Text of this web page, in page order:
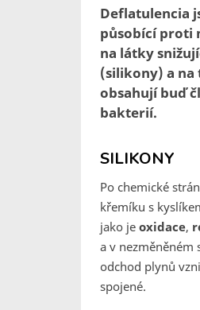
Deflatulencia
působící proti
na látky
(silikony) a
obsahují buď
bakterií.
SILIKONY
Po chemické
křemíku s
jako je oxidace,
a v nezměněném
odchod plynů
spojené.